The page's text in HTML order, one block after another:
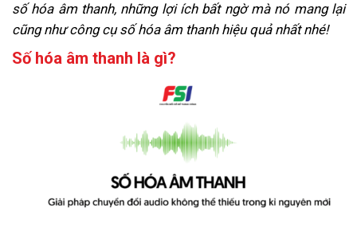
số hóa âm thanh, những lợi ích bất ngờ mà nó mang lại
cũng như công cụ số hóa âm thanh hiệu quả nhất nhé!
Số hóa âm thanh là gì?